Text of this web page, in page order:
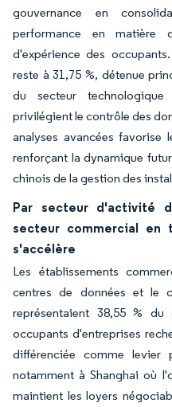
gouvernance en
performance en
d'expérience des
reste à 31,75 %, détenue
du secteur
privilégient le contrôle des
analyses avancées favorise
renforçant la dynamique
chinois de la gestion des
Par secteur d'activité
secteur commercial
s'accélère
Les établissements
centres de données et le
représentaient 38,55 %
occupants d'entreprises
différenciée comme levier
notamment à Shanghai où
maintient les loyers